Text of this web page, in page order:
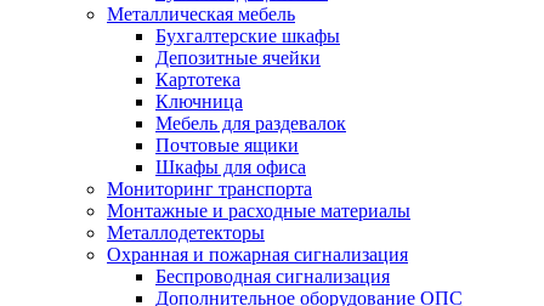
Металлическая мебель
Бухгалтерские шкафы
Депозитные ячейки
Картотека
Ключница
Мебель для раздевалок
Почтовые ящики
Шкафы для офиса
Мониторинг транспорта
Монтажные и расходные материалы
Металлодетекторы
Охранная и пожарная сигнализация
Беспроводная сигнализация
Дополнительное оборудование ОПС